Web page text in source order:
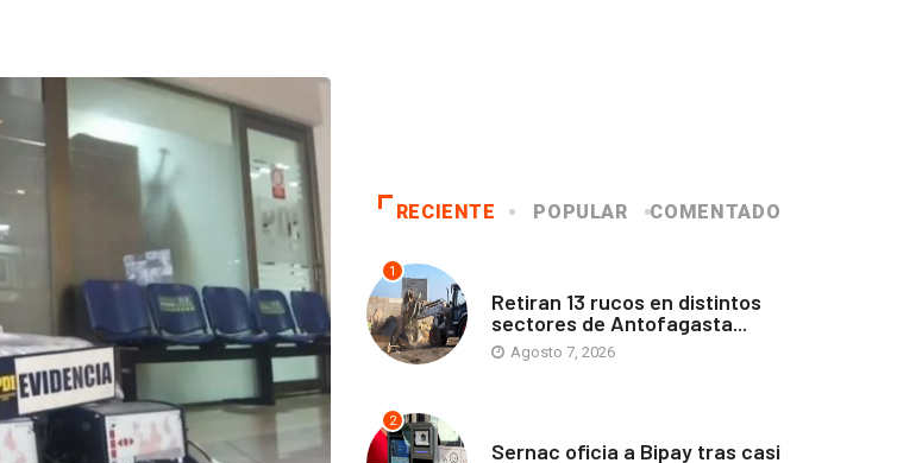
RECIENTE POPULAR COMENTADO
1
Retiran 13 rucos en distintos
sectores de Antofagasta...
Agosto 7, 2026
2
Sernac oficia a Bipay tras casi